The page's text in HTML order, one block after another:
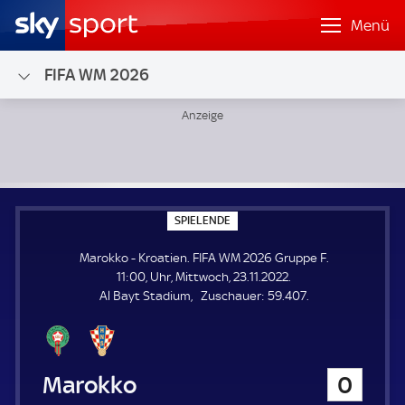
Menü
FIFA WM 2026
SPIELENDE
P
E
L
E
N
Marokko - Kroatien. FIFA WM 2026 Gruppe F.
11:00, Uhr, Mittwoch, 23.11.2022.
Al Bayt Stadium
Zuschauer: Z
59.407.
Marokko
0